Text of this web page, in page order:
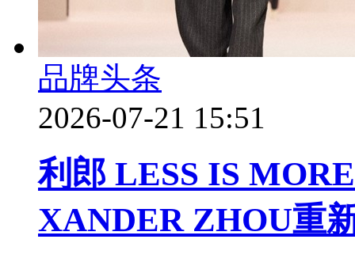
品牌头条
2026-07-21 15:51
利郎 LESS IS
XANDER ZHOU重